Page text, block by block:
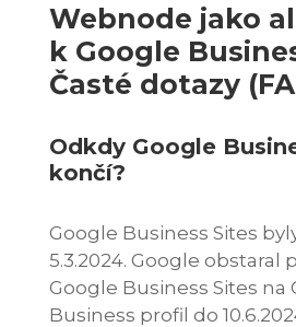
Webnode jako
k Google
Časté dotazy
Odkdy Google
končí?
Google Business Sites
5.3.2024. Google obstaral
Google Business Sites na
Business profil do